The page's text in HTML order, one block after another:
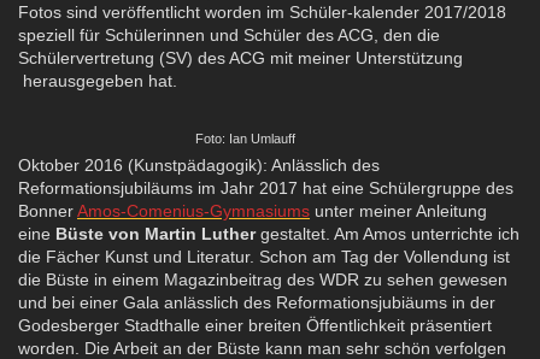
Fotos sind veröffentlicht worden im Schüler-kalender 2017/2018
speziell für Schülerinnen und Schüler des ACG, den die
Schülervertretung (SV) des ACG mit meiner Unterstützung
herausgegeben hat.
Foto: Ian Umlauff
Oktober 2016 (Kunstpädagogik): Anlässlich des
Reformationsjubiläums im Jahr 2017 hat eine Schülergruppe des
BonnerAmos-Comenius-Gymnasiums unter meiner Anleitung
eine Büste von Martin Luthergestaltet. Am Amos unterrichte ich
die Fächer Kunst und Literatur. Schon am Tag der Vollendung ist
die Büste in einem Magazinbeitrag des WDR zu sehen gewesen
und bei einer Gala anlässlich des Reformationsjubiäums in der
Godesberger Stadthalle einer breiten Öffentlichkeit präsentiert
worden. Die Arbeit an der Büste kann man sehr schön verfolgen